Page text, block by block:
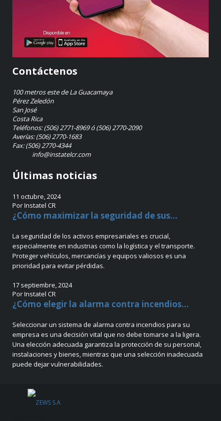
Contáctenos
100 metros este de La Guacamaya
Pérez Zeledón
San José
Costa Rica
Teléfonos: (506) 2771-8969 ó (506) 2770-2090
Averías: (506) 2770-1683
Fax: (506) 2770-4344
info@instatelcr.com
Últimas noticias
11 octubre, 2024
Por Instatel CR
¿Cómo maximizar la seguridad de sus...
La seguridad de los activos empresariales es crucial,
especialmente en industrias como la logística y el transporte.
Proteger vehículos, mercancías y equipos valiosos es una
prioridad para evitar pérdidas.
17 septiembre, 2024
Por Instatel CR
¿Cómo elegir la alarma contra incendios...
Seleccionar un sistema de alarma contra incendios para su
empresa es una decisión vital que no debe tomarse a la ligera.
Una elección adecuada garantiza la protección de su personal,
instalaciones y bienes, mientras que una selección inadecuada
puede dejar vulnerabilidades.